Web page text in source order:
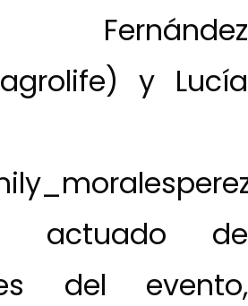
Fernández
y Lucía
actuado de
del evento,